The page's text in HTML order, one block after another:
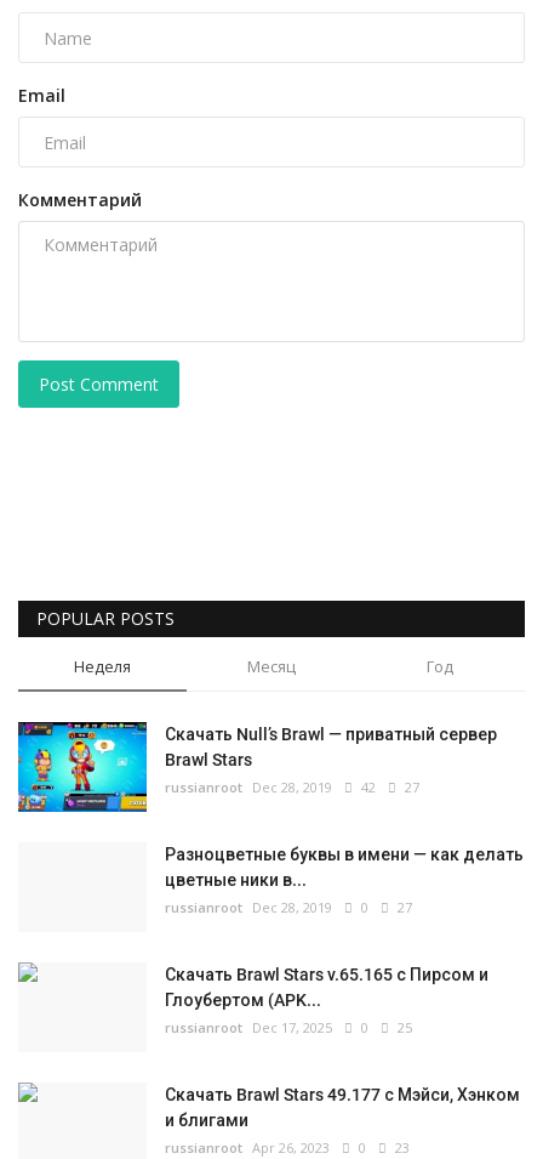
Email
Комментарий
Post Comment
POPULAR POSTS
Неделя Месяц Год
Скачать Null’s Brawl — приватный сервер
Brawl Stars
russianroot Dec 28, 2019 42 27
Разноцветные буквы в имени — как делать
цветные ники в...
russianroot Dec 28, 2019 0 27
Скачать Brawl Stars v.65.165 с Пирсом и
Глоубертом (APK...
russianroot Dec 17, 2025 0 25
Скачать Brawl Stars 49.177 с Мэйси, Хэнком
и блигами
russianroot Apr 26, 2023 0 23